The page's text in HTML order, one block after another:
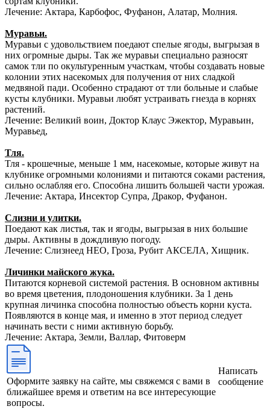
Лечение: Актара, Карбофос, Фуфанон, Алатар, Молния.
Муравьи.
Муравьи с удовольствием поедают спелые ягоды, выгрызая в
них огромные дыры. Так же муравьи специально разносят
самок тли по окультуренным участкам, чтобы создавать новые
колонии этих насекомых для получения от них сладкой
медвяной пади. Особенно страдают от тли больные и слабые
кусты клубники. Муравьи любят устраивать гнезда в корнях
растений.
Лечение: Великий воин, Доктор Клаус Эжектор, Муравьин,
Муравьед,
Тля.
Тля - крошечные, меньше 1 мм, насекомые, которые живут на
клубнике огромными колониями и питаются соками растения,
сильно ослабляя его. Способна лишить большей части урожая.
Лечение: Актара, Инсектор Супра, Дракор, Фуфанон.
Слизни и улитки.
Поедают как листья, так и ягоды, выгрызая в них большие
дыры. Активны в дождливую погоду.
Лечение: Слизнеед НЕО, Гроза, Рубит АКСЕЛА, Хищник.
Личинки майского жука.
Питаются корневой системой растения. В основном активны
во время цветения, плодоношения клубники. За 1 день
крупная личинка способна полностью объесть корни куста.
Появляются в конце мая, и именно в этот период следует
начинать вести с ними активную борьбу.
Лечение: Актара, Земли, Валлар, Фитоверм
Оформите заявку на сайте, мы свяжемся с вами в
ближайшее время и ответим на все интересующие
вопросы.
Написать
сообщение